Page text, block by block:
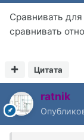
Сравнивать
сравнивать
Цитата
ratnik